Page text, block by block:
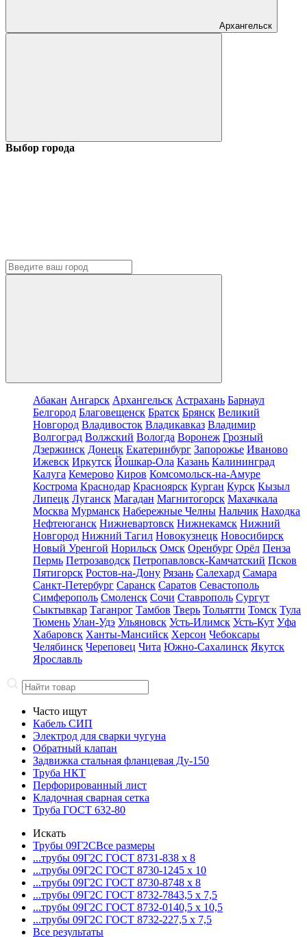
Архангельск
Выбор города
Абакан Ангарск Архангельск Астрахань Барнаул
Белгород Благовещенск Братск Брянск Великий
Новгород Владивосток Владикавказ Владимир
Волгоград Волжский Вологда Воронеж Грозный
Дзержинск Донецк Екатеринбург Запорожье Иваново
Ижевск Иркутск Йошкар-Ола Казань Калининград
Калуга Кемерово Киров Комсомольск-на-Амуре
Кострома Краснодар Красноярск Курган Курск Кызыл
Липецк Луганск Магадан Магнитогорск Махачкала
Москва Мурманск Набережные Челны Нальчик Находка
Нефтеюганск Нижневартовск Нижнекамск Нижний
Новгород Нижний Тагил Новокузнецк Новосибирск
Новый Уренгой Норильск Омск Оренбург Орёл Пенза
Пермь Петрозаводск Петропавловск-Камчатский Псков
Пятигорск Ростов-на-Дону Рязань Салехард Самара
Санкт-Петербург Саранск Саратов Севастополь
Симферополь Смоленск Сочи Ставрополь Сургут
Сыктывкар Таганрог Тамбов Тверь Тольятти Томск Тула
Тюмень Улан-Удэ Ульяновск Усть-Илимск Усть-Кут Уфа
Хабаровск Ханты-Мансийск Херсон Чебоксары
Челябинск Череповец Чита Южно-Сахалинск Якутск
Ярославль
Часто ищут
Кабель СИП
Электрод для сварки чугуна
Обратный клапан
Задвижка стальная фланцевая Ду-150
Труба НКТ
Перфорированный лист
Кладочная сварная сетка
Труба ГОСТ 632-80
Искать
Трубы 09Г2СВсе размеры
...трубы 09Г2С ГОСТ 8731-838 x 8
...трубы 09Г2С ГОСТ 8730-1245 x 10
...трубы 09Г2С ГОСТ 8730-8748 x 8
...трубы 09Г2С ГОСТ 8732-7843,5 x 7,5
...трубы 09Г2С ГОСТ 8732-0140,5 x 10,5
...трубы 09Г2С ГОСТ 8732-227,5 x 7,5
Все результаты